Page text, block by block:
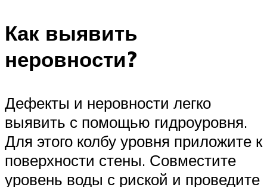
Как выявить
неровности?
Дефекты и неровности легко
выявить с помощью гидроуровня.
Для этого колбу уровня приложите к
поверхности стены. Совместите
уровень воды с риской и проведите